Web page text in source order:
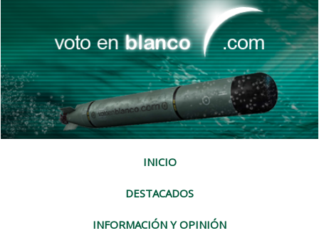
INICIO
DESTACADOS
INFORMACIÓN Y OPINIÓN